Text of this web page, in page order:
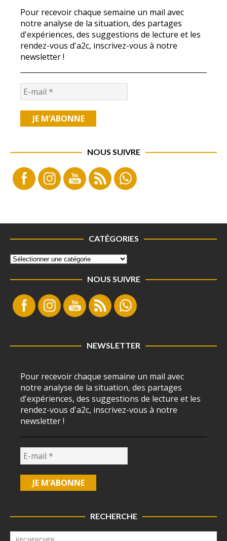
Pour recevoir chaque semaine un mail avec
notre analyse de la situation, des partages
d'expériences, des suggestions de lecture et les
rendez-vous d'a2c, inscrivez-vous à notre
newsletter !
NOUS SUIVRE
CATÉGORIES
NOUS SUIVRE
NEWSLETTER
Pour recevoir chaque semaine un mail avec
notre analyse de la situation, des partages
d'expériences, des suggestions de lecture et les
rendez-vous d'a2c, inscrivez-vous à notre
newsletter !
RECHERCHE